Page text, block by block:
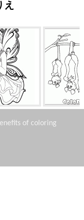
え
ア オポ
of coloring